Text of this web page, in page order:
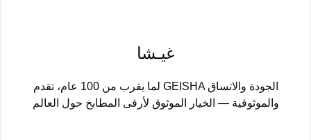
غيـشا
لما يقرب من 100 عام، تقدم GEISHA الجودة والاتساق
والموثوقية — الخيار الموثوق لأرقى المطابخ حول العالم